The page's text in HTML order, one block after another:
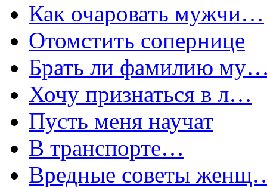
Как очаровать мужчи…
Отомстить сопернице
Брать ли фамилию
Хочу признаться в л…
Пусть меня научат
В транспорте…
Вредные советы